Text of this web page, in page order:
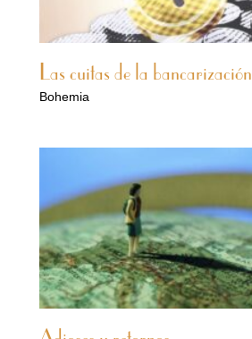
Las cuitas de la bancarización
Bohemia